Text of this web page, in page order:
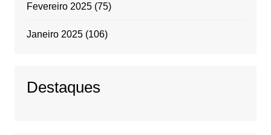
Fevereiro 2025(75)
Janeiro 2025(106)
Destaques